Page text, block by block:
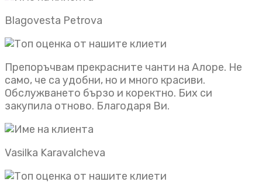
Blagovesta Petrova
Препоръчвам прекрасните чанти на Алоре. Не
само, че са удобни, но и много красиви.
Обслужването бързо и коректно. Бих си
закупила отново. Благодаря Ви.
Vasilka Karavalcheva